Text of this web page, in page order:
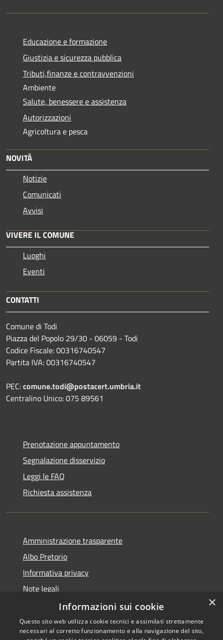
Educazione e formazione
Giustizia e sicurezza pubblica
Tributi,finanze e contravvenzioni
Ambiente
Salute, benessere e assistenza
Autorizzazioni
Agricoltura e pesca
NOVITÀ
Notizie
Comunicati
Avvisi
VIVERE IL COMUNE
Luoghi
Eventi
CONTATTI
Comune di Todi
Piazza del Popolo 29/30 - 06059 - Todi
Codice Fiscale: 00316740547
Partita IVA: 00316740547
PEC:comune.todi@postacert.umbria.it
Centralino Unico: 075 89561
Prenotazione appuntamento
Segnalazione disservizio
Leggi le FAQ
Richiesta assistenza
Amministrazione trasparente
Albo Pretorio
Informativa privacy
Note legali
Dichiarazione di accessibilità
×
Informazioni sui cookie
Questo sito web utilizza cookie tecnici e assimilati strettamente
necessari al corretto funzionamento e alla navigazione del sito,